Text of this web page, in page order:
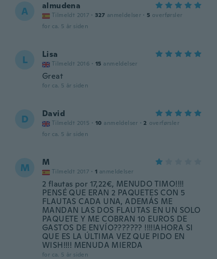
A almudena
Tilmeldt 2017 · 327 anmeldelser · 5 overførsler
for ca. 5 år siden
L Lisa
Tilmeldt 2016 · 15 anmeldelser
Great
for ca. 5 år siden
D David
Tilmeldt 2015 · 10 anmeldelser · 2 overførsler
for ca. 5 år siden
M M
Tilmeldt 2017 · 1 anmeldelser
2 flautas por 17,22€, MENUDO TIMO!!!!
PENSÉ QUE ERAN 2 PAQUETES CON 5
FLAUTAS CADA UNA, ADEMÁS ME
MANDAN LAS DOS FLAUTAS EN UN SOLO
PAQUETE Y ME COBRAN 10 EUROS DE
GASTOS DE ENVÍO??????? !!!!!AHORA SI
QUE ES LA ÚLTIMA VEZ QUE PIDO EN
WISH!!!! MENUDA MIERDA
for ca. 5 år siden